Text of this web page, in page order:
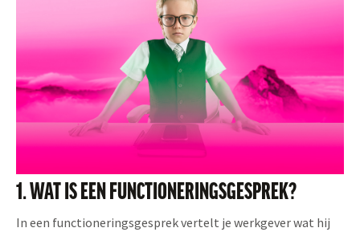
1. WAT IS EEN FUNCTIONERINGSGESPREK?
In een functioneringsgesprek vertelt je werkgever wat hij